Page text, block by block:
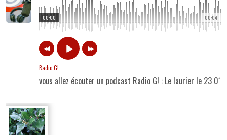
00:04
00:00
Radio G!
vous allez écouter un podcast Radio G! : Le laurier le 23 01